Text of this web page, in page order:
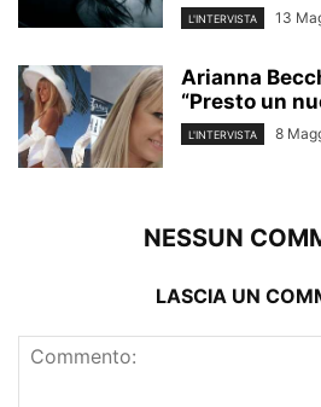
L'INTERVISTA 13
Arianna
“Presto un
L'INTERVISTA 8
NESSUN
LASCIA UN